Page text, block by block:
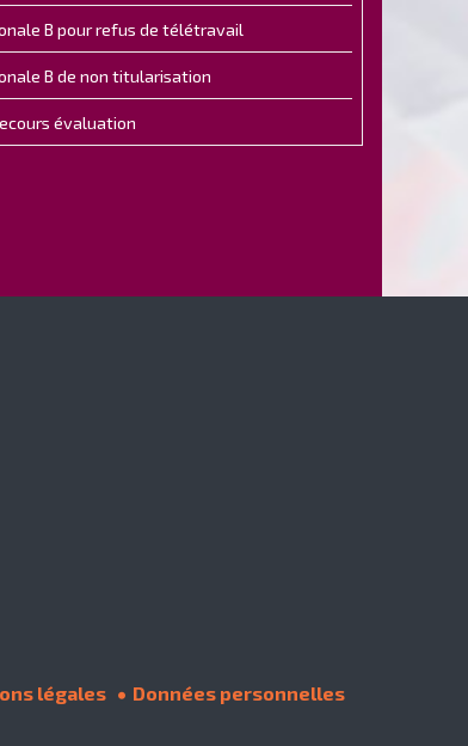
B pour refus de télétravail
B de non titularisation
évaluation
légales Données personnelles